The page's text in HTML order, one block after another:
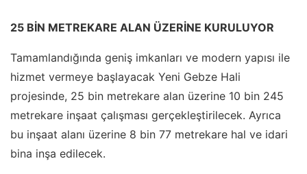
25 BİN METREKARE ALAN ÜZERİNE KURULUYOR
Tamamlandığında geniş imkanları ve modern yapısı ile
hizmet vermeye başlayacak Yeni Gebze Hali
projesinde, 25 bin metrekare alan üzerine 10 bin 245
metrekare inşaat çalışması gerçekleştirilecek. Ayrıca
bu inşaat alanı üzerine 8 bin 77 metrekare hal ve idari
bina inşa edilecek.